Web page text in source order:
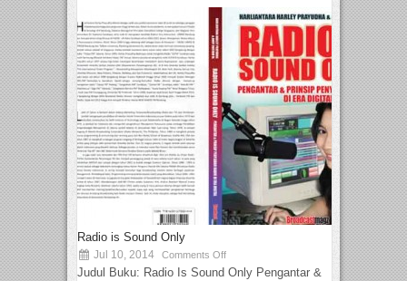
Radio is Sound Only
Jul 10, 2014 Comments Off
Judul Buku: Radio Is Sound Only Pengantar &